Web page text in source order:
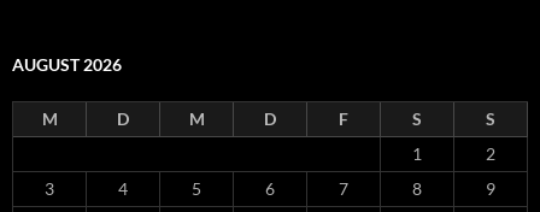
AUGUST 2026
M D M D F S
S
1
2
3
4 5 6 7 8
9